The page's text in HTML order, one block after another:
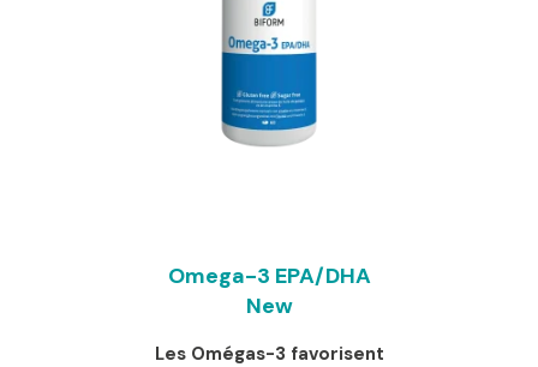
Omega-3 EPA/DHA
New
Les Omégas-3 favorisent